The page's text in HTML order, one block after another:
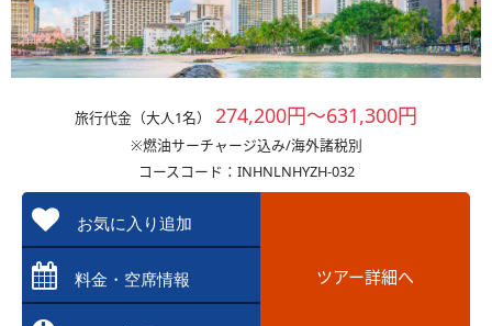
旅行代金（大人1名） 274,200円～631,300円
※燃油サーチャージ込み/海外諸税別
コースコード：INHNLNHYZH-032
お気に入り追加
料金・空席情報 ツアー詳細へ